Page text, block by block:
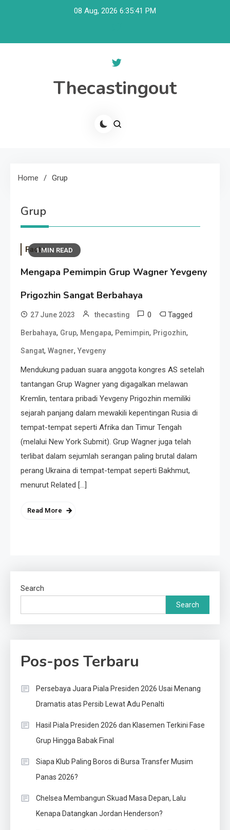
08 Aug, 2026 6:35:42 PM
Thecastingout
Home Grup
Grup
1 MIN READ
Facts
Mengapa Pemimpin Grup Wagner Yevgeny
Prigozhin Sangat Berbahaya
27 June 2023 thecasting 0 Tagged
Berbahaya, Grup, Mengapa, Pemimpin, Prigozhin,
Sangat, Wagner, Yevgeny
Mendukung paduan suara anggota kongres AS setelah
tantangan Grup Wagner yang digagalkan melawan
Kremlin, tentara pribadi Yevgeny Prigozhin memiliki
sejarah panjang dalam mewakili kepentingan Rusia di
tempat-tempat seperti Afrika dan Timur Tengah
(melalui New York Submit). Grup Wagner juga telah
terlibat dalam sejumlah serangan paling brutal dalam
perang Ukraina di tempat-tempat seperti Bakhmut,
menurut Related […]
Read More
Search
Search
Pos-pos Terbaru
Persebaya Juara Piala Presiden 2026 Usai Menang
Dramatis atas Persib Lewat Adu Penalti
Hasil Piala Presiden 2026 dan Klasemen Terkini Fase
Grup Hingga Babak Final
Siapa Klub Paling Boros di Bursa Transfer Musim
Panas 2026?
Chelsea Membangun Skuad Masa Depan, Lalu
Kenapa Datangkan Jordan Henderson?